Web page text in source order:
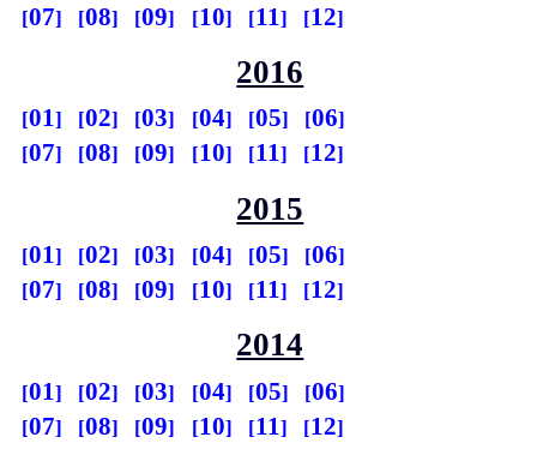
07
08 09 10 11 12
2016
01 02 03 04 05
06
07
08 09 10 11 12
2015
01 02 03 04 05
06
07
08 09 10 11 12
2014
01 02 03 04 05
06
07
08 09 10 11 12